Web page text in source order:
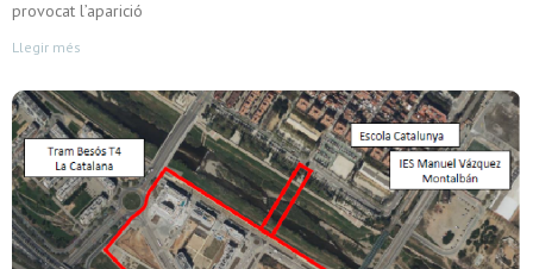
provocat l’aparició
Llegir més